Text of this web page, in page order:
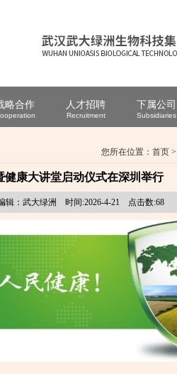
略合作 人才招聘
Recruitment
下属公司
Subsidiaries
您所在位置： 首页 >
康大讲堂启动仪式在深圳举行
辑：武大绿洲 时间:2026-4-21 点击数:68